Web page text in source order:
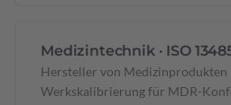
Medizintechnik · ISO
Hersteller von Medizinprodukten
Werkskalibrierung für MDR-